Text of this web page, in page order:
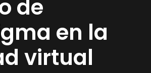
de
en la
virtual